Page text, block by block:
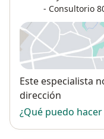
- Consultorio
Disponibilidad
Este especialista
dirección
¿Qué puedo